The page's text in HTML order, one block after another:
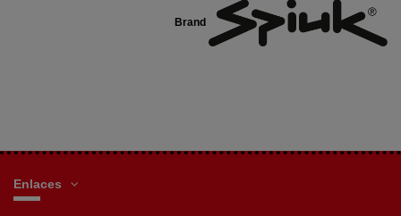
Brand
Enlaces